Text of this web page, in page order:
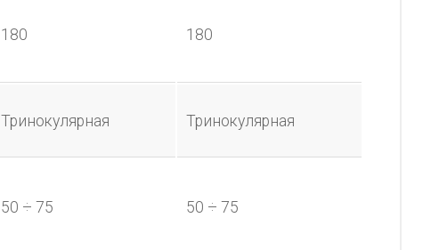
180 180
Тринокулярная Тринокулярная
50 ÷ 75 50 ÷ 75